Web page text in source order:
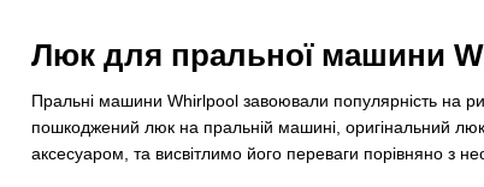
Люк для пральної машини
Пральні машини Whirlpool завоювали популярність на
пошкоджений люк на пральній машині, оригінальний
аксесуаром, та висвітлимо його переваги порівняно з